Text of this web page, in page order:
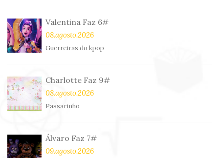
Valentina Faz 6#
08.agosto.2026
Guerreiras do kpop
Charlotte Faz 9#
08.agosto.2026
Passarinho
Álvaro Faz 7#
09.agosto.2026